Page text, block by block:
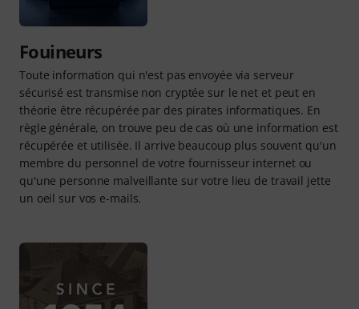
Fouineurs
Toute information qui n'est pas envoyée via serveur
sécurisé est transmise non cryptée sur le net et peut en
théorie être récupérée par des pirates informatiques. En
règle générale, on trouve peu de cas où une information est
récupérée et utilisée. Il arrive beaucoup plus souvent qu'un
membre du personnel de votre fournisseur internet ou
qu'une personne malveillante sur votre lieu de travail jette
un oeil sur vos e-mails.